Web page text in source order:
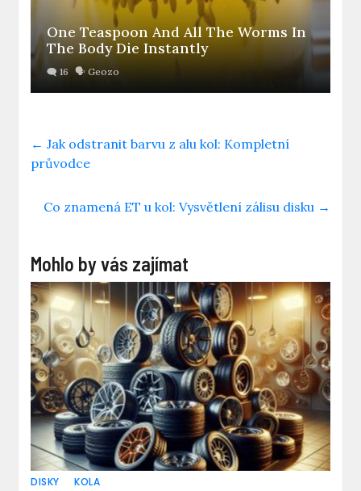
One Teaspoon And All The Worms In
The Body Die Instantly
← Jak odstranit barvu z alu kol: Kompletní
průvodce
Co znamená ET u kol: Vysvětlení zálisu disku →
Mohlo by vás zajímat
DISKY KOLA